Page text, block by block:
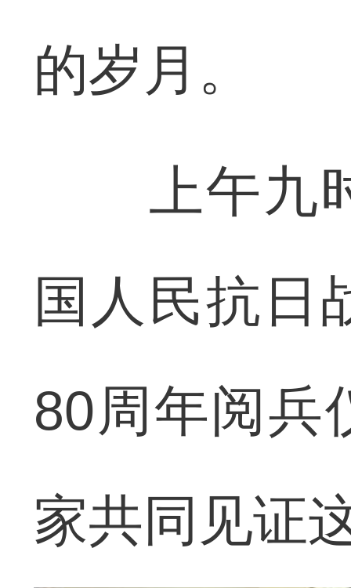
的岁月。
上午九时
国人民抗日
80周年阅兵
家共同见证